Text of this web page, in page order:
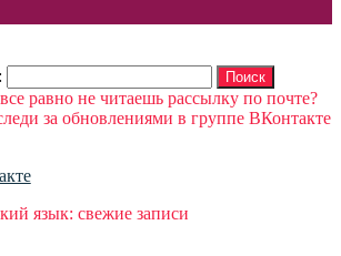
равно не читаешь рассылку по почте?
за обновлениями в группе ВКонтакте
язык: свежие записи